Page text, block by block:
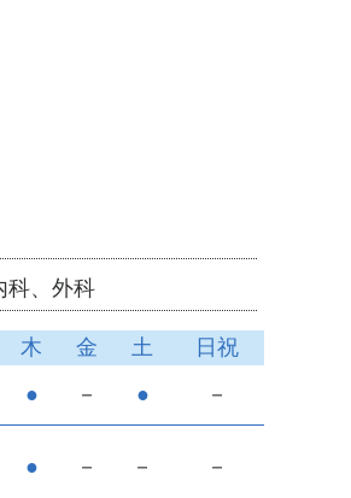
科、外科
木 金 土
日祝
● － ● －
● － － －